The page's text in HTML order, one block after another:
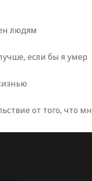
людям
если бы я умер
от того, что